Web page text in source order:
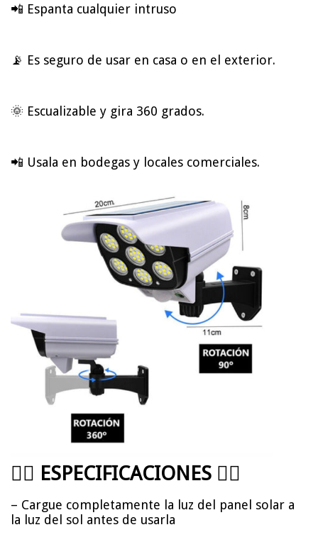
📲 Espanta cualquier intruso
📡 Es seguro de usar en casa o en el exterior.
🌞 Escualizable y gira 360 grados.
📲 Usala en bodegas y locales comerciales.
👇🏼 ESPECIFICACIONES 👇🏼
– Cargue completamente la luz del panel solar a
la luz del sol antes de usarla